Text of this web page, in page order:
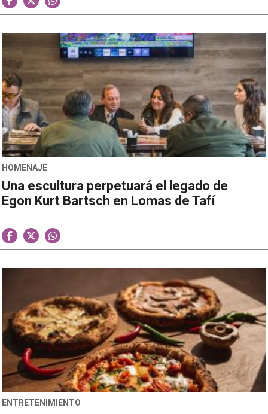
HOMENAJE
Una escultura perpetuará el legado de
Egon Kurt Bartsch en Lomas de Tafí
ENTRETENIMIENTO